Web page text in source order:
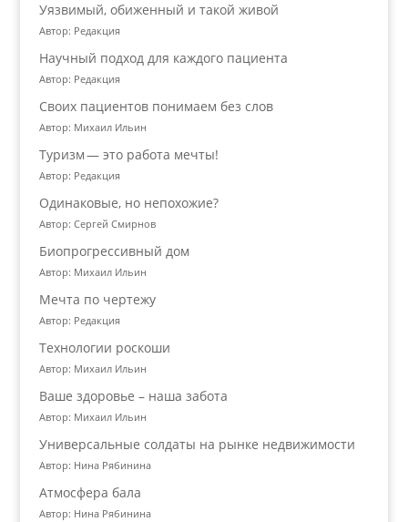
Уязвимый, обиженный и такой живой
Автор: Редакция
Научный подход для каждого пациента
Автор: Редакция
Своих пациентов понимаем без слов
Автор: Михаил Ильин
Туризм — это работа мечты!
Автор: Редакция
Одинаковые, но непохожие?
Автор: Сергей Смирнов
Биопрогрессивный дом
Автор: Михаил Ильин
Мечта по чертежу
Автор: Редакция
Технологии роскоши
Автор: Михаил Ильин
Ваше здоровье – наша забота
Автор: Михаил Ильин
Универсальные солдаты на рынке недвижимости
Автор: Нина Рябинина
Атмосфера бала
Автор: Нина Рябинина